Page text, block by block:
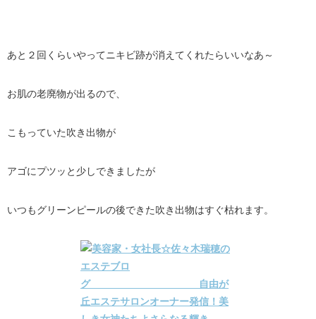
あと２回くらいやってニキビ跡が消えてくれたらいいなあ～
お肌の老廃物が出るので、
こもっていた吹き出物が
アゴにプツッと少しできましたが
いつもグリーンピールの後できた吹き出物はすぐ枯れます。